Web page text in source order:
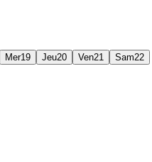
Mer19 Jeu20 Ven21 Sam22